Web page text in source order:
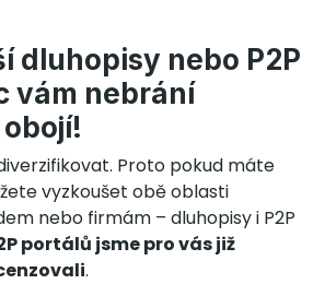
dluhopisy nebo P2P
vám nebrání
Proto pokud máte
vyzkoušet obě oblasti
nebo firmám – dluhopisy i P2P
portálů jsme pro vás již
.